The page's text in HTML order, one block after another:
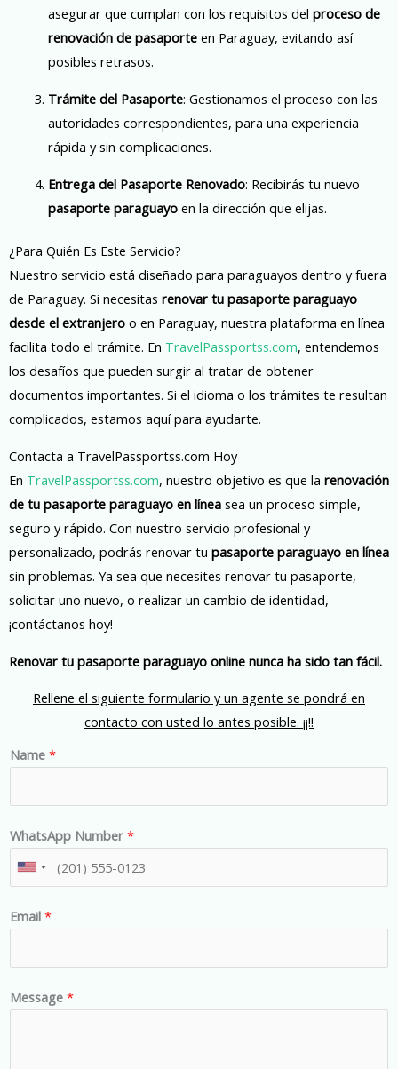
asegurar que cumplan con los requisitos del proceso de
renovación de pasaporteen Paraguay, evitando así
posibles retrasos.
Trámite del Pasaporte: Gestionamos el proceso con las
autoridades correspondientes, para una experiencia
rápida y sin complicaciones.
Entrega del Pasaporte Renovado: Recibirás tu nuevo
pasaporte paraguayoen la dirección que elijas.
¿Para Quién Es Este Servicio?
Nuestro servicio está diseñado para paraguayos dentro y fuera
de Paraguay. Si necesitas renovar tu pasaporte paraguayo
desde el extranjero o en Paraguay, nuestra plataforma en línea
facilita todo el trámite. En TravelPassportss.com, entendemos
los desafíos que pueden surgir al tratar de obtener
documentos importantes. Si el idioma o los trámites te resultan
complicados, estamos aquí para ayudarte.
Contacta a TravelPassportss.com Hoy
En TravelPassportss.com, nuestro objetivo es que la renovación
de tu pasaporte paraguayo en línea sea un proceso simple,
seguro y rápido. Con nuestro servicio profesional y
personalizado, podrás renovar tu pasaporte paraguayo en línea
sin problemas. Ya sea que necesites renovar tu pasaporte,
solicitar uno nuevo, o realizar un cambio de identidad,
¡contáctanos hoy!
Renovar tu pasaporte paraguayo online nunca ha sido tan fácil.
Rellene el siguiente formulario y un agente se pondrá en
contacto con usted lo antes posible. ¡¡!!
Name *
WhatsApp Number *
U
i
e
d
Email *
Message *